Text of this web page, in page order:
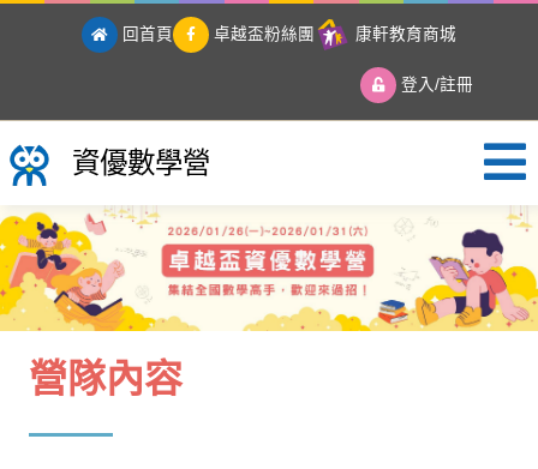
回首頁 卓越盃粉絲團 康軒教育商城
登入/註冊
資優數學營
資優數學營
營隊內容